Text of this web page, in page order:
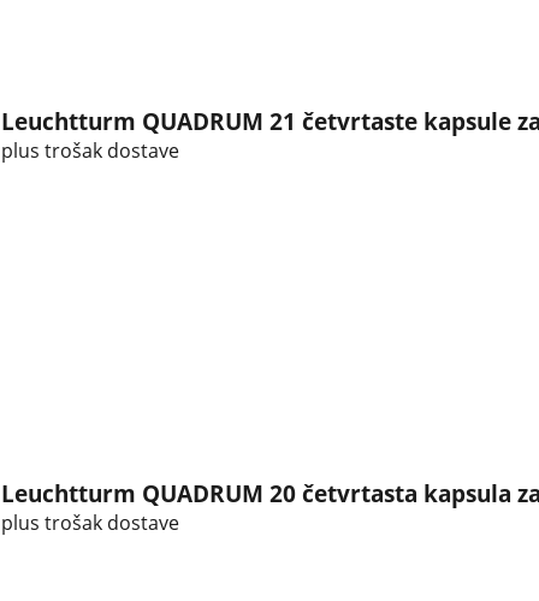
Leuchtturm QUADRUM 21 četvrtaste kapsule
plus trošak dostave
Leuchtturm QUADRUM 20 četvrtasta kapsula
plus trošak dostave